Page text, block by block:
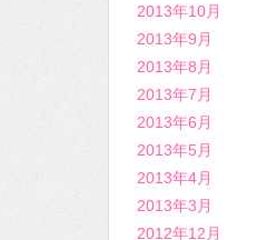
2013年10月
2013年9月
2013年8月
2013年7月
2013年6月
2013年5月
2013年4月
2013年3月
2012年12月